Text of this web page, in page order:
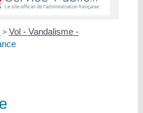
> Vol - Vandalisme -